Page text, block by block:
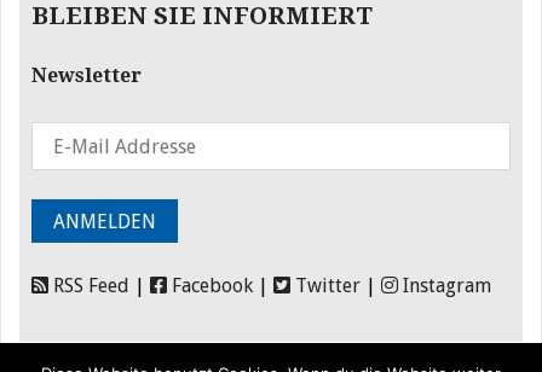
BLEIBEN SIE INFORMIERT
Newsletter
RSS Feed Facebook Twitter Instagram